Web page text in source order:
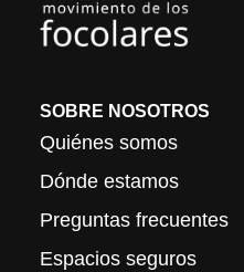
SOBRE NOSOTROS
Quiénes somos
Dónde estamos
Preguntas frecuentes
Espacios seguros